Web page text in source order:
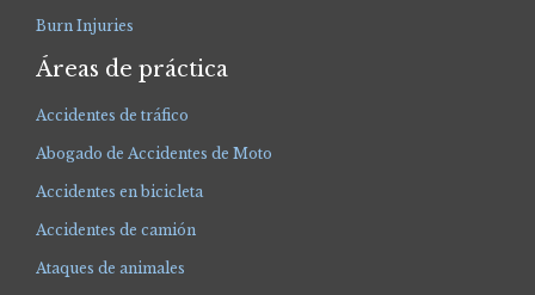
Burn Injuries
Áreas de práctica
Accidentes de tráfico
Abogado de Accidentes de Moto
Accidentes en bicicleta
Accidentes de camión
Ataques de animales